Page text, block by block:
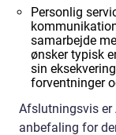
Personlig
samarbejde
ønsker typisk
sin
forventninger
Afslutningsvis er
anbefaling for